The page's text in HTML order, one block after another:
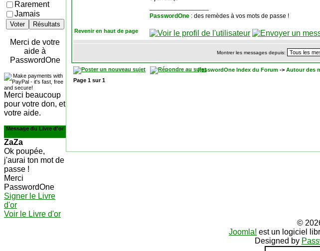
Rarement
Jamais
Voter Résultats
Merci de votre
aide à
PasswordOne
Merci beaucoup
pour votre don, et
votre aide.
Message du Livre d'or
ZaZa
Ok poupée,
j'aurai ton mot de
passe !
Merci
PasswordOne
Signer le Livre
d'or
Voir le Livre d'or
PasswordOne : des remèdes à vos mots de passe !
Revenir en haut de page
Montrer les messages depuis:
PasswordOne Index du Forum -> Autour des
Page 1 sur1
©
Joomla! est un logiciel
Designed by